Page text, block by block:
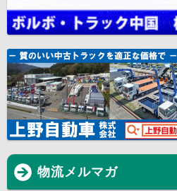
物流メルマガ